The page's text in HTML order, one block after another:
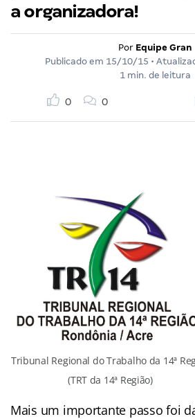
a organizadora!
Por Equipe Gran
Publicado em 15/10/15 •
1 min. de leitura
0 0
Tribunal Regional do Trabalho da 14ª
(TRT da 14ª Região)
Mais um importante passo foi